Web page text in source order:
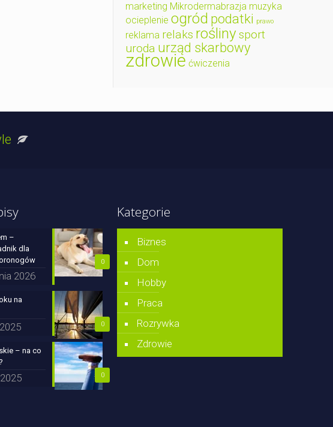
marketing Mikrodermabrazja muzyka
ocieplenie ogród podatki prawo
reklama relaks roślinysport
uroda urząd skarbowy
zdrowie ćwiczenia
0
–
dla
2026
0
na
0
– na co
Kategorie
Biznes
Dom
Hobby
Praca
Rozrywka
Zdrowie